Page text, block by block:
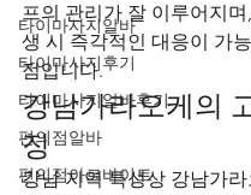
타이마사지알바
타이마사지후기
타이마사지알바후기
편의점알바
편의점아르바이트
프의 관리가 잘 이루어지
생 시 즉각적인 대응이 가
점입니다.
강남가라오케의
징
강남 지역 특성상 강남가